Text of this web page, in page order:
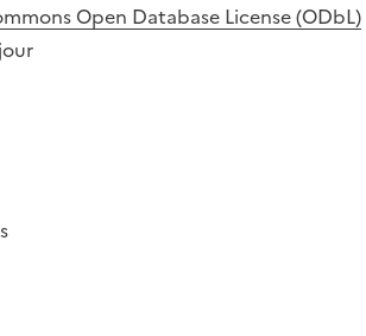
Open Database License (ODbL)